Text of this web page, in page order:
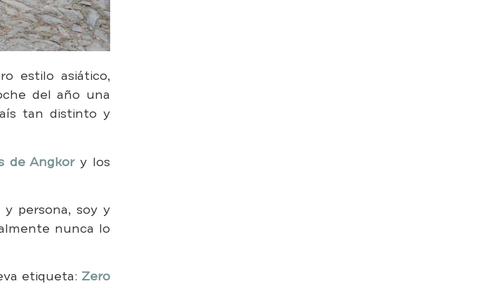
estilo asiático,
del año una
tan distinto y
de Angkory los
y persona, soy y
nunca lo
etiqueta: Zero